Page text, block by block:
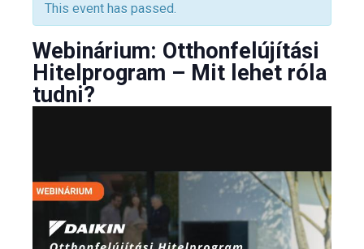
This event has passed.
Webinárium: Otthonfelújítási
Hitelprogram – Mit lehet róla
tudni?